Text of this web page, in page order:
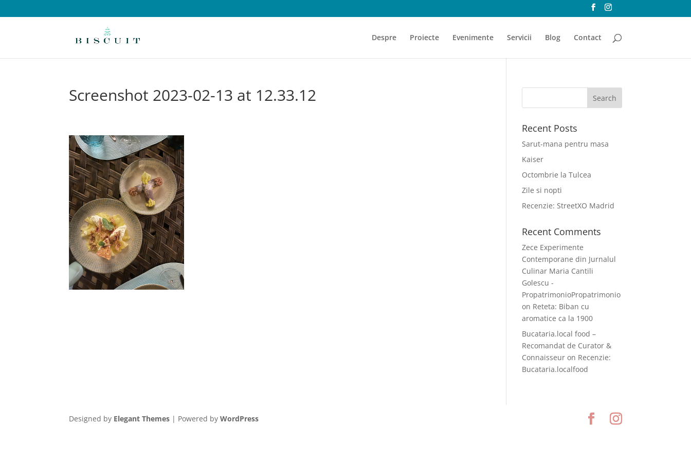
Despre Proiecte Evenimente Servicii Blog Contact
Screenshot 2023-02-13 at 12.33.12
Recent Posts
Sarut-mana pentru masa
Kaiser
Octombrie la Tulcea
Zile si nopti
Recenzie: StreetXO Madrid
Recent Comments
Zece Experimente
Contemporane din Jurnalul
Culinar Maria Cantili
Golescu -
PropatrimonioPropatrimonio
on Reteta: Biban cu
aromatice ca la 1900
Bucataria.local food –
Recomandat de Curator &
Connaisseur on Recenzie:
Bucataria.localfood
Designed by Elegant Themes | Powered byWordPress